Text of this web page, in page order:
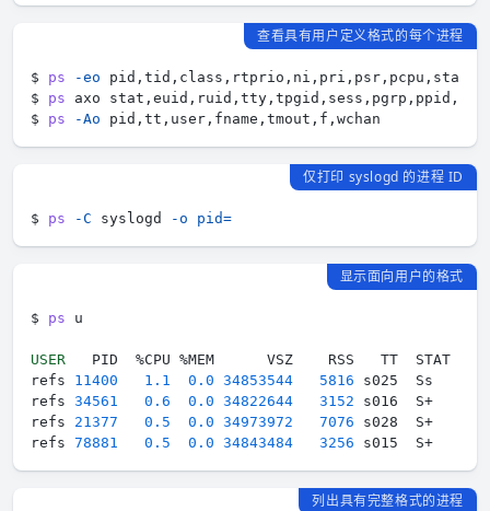
查看具有用户定义格式的每个进程
$ ps
-eo
$ ps
$ ps -Ao
仅打印 syslogd 的进程 ID
$ ps -C syslogd -o pid=
显示面向用户的格式
$ ps
USER
refs 11400 1.1 0.0 34853544 5816 s025  Ss
refs 34561 0.6 0.0 34822644 3152 s016  S+
refs 21377 0.5 0.0 34973972 7076 s028  S+
refs 78881 0.5 0.0 34843484 3256 s015  S+
列出具有完整格式的进程